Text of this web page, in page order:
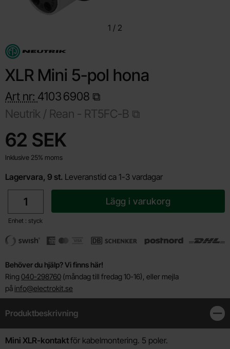
1 / 2
XLR Mini 5-pol hona
Art nr: 41036908
Neutrik / Rean - RT5FC-B
pris
62 SEK
Inklusive 25% moms
Lagervara, 9 st. Leveranstid ca 1-3 vardagar
Enhet : styck
Lägg i varukorg
Behöver du hjälp? Vi finns här!
Ring 040-298760 (måndag till fredag 10-16), eller mejla
på info@electrokit.se
Produktbeskrivning
Produktbeskrivning
Mini XLR-kontaktför kabelmontering. 5 poler.